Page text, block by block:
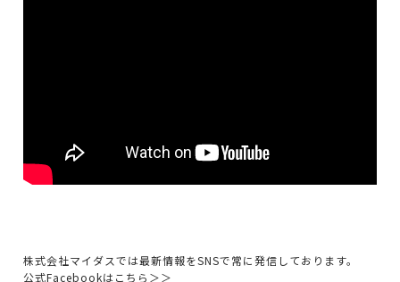
株式会社マイダスでは最新情報をSNSで常に発信しております。
公式Facebookはこちら＞＞